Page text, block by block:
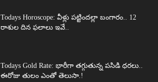
Todays Horoscope: వీళ్లు పట్టిందల్లా బంగారం.. 12
రాశుల దిన ఫలాలు ఇవే..
Todays Gold Rate: భారీగా తగ్గుతున్న పసిడి ధరలు..
ఈరోజు తులం ఎంతో తెలుసా.!